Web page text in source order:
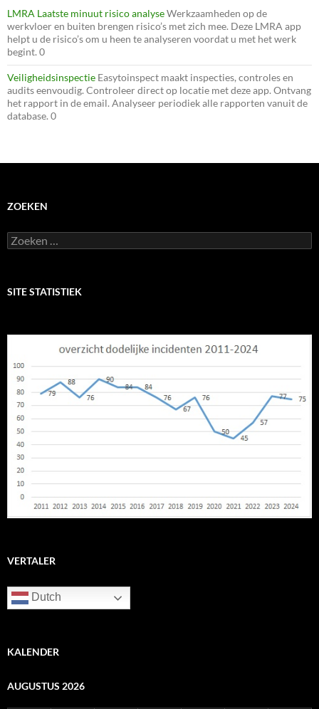
LMRA Laatste minuut risico analyseWerkzaamheden op de
werkvloer en buiten brengen risico’s met zich mee. Deze LMRA app
helpt u de risico’s om u heen te analyseren voordat u met het werk
begint. 0
Veiligheidsinspectie Easytoinspect maakt inspecties, controles en
audits eenvoudig. Controleer direct op locatie met deze app. Ontvang
het rapport in de email. Analyseer periodiek alle rapporten vanuit de
database. 0
ZOEKEN
Zoeken
naar:
SITE STATISTIEK
VERTALER
Dutch
KALENDER
AUGUSTUS 2026